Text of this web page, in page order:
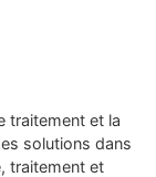
traitement et la
solutions dans
traitement et